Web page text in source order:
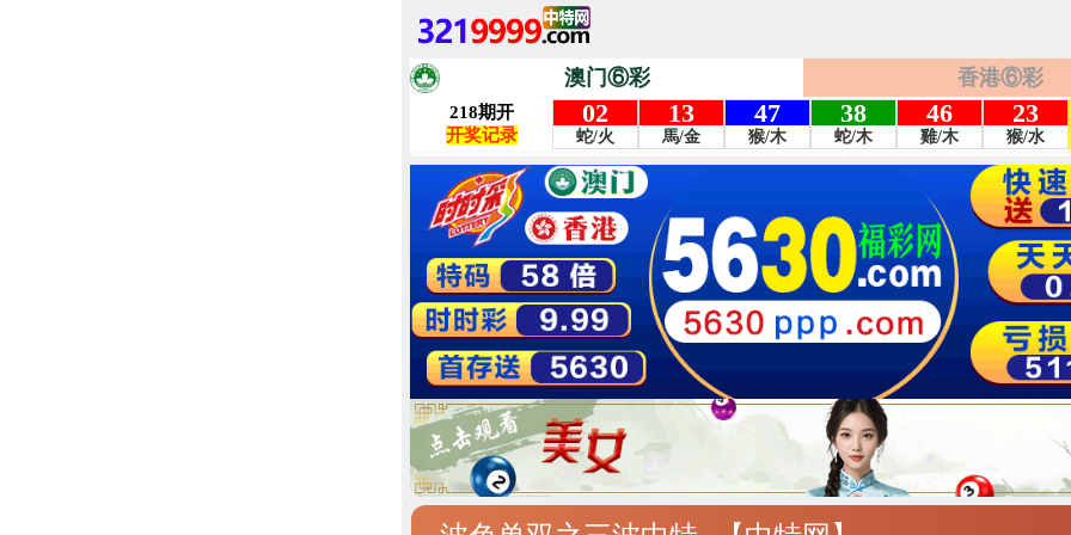
澳门⑥彩 香港⑥彩